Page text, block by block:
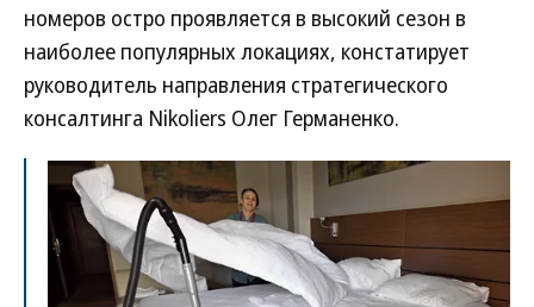
номеров остро проявляется в высокий сезон в
наиболее популярных локациях, констатирует
руководитель направления стратегического
консалтинга Nikoliers Олег Германенко.